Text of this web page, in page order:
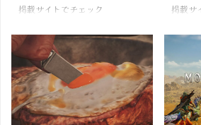
掲載サイトでチェック 掲載サ